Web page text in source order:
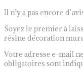
Il n’y a pas encore
Soyez le premier à
résine décoration
Votre adresse e-mail
obligatoires sont